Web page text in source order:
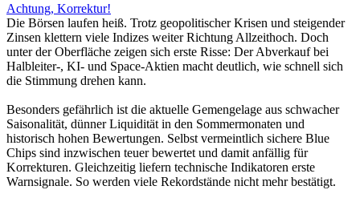
Achtung, Korrektur!
Die Börsen laufen heiß. Trotz geopolitischer Krisen und steigender
Zinsen klettern viele Indizes weiter Richtung Allzeithoch. Doch
unter der Oberfläche zeigen sich erste Risse: Der Abverkauf bei
Halbleiter-, KI- und Space-Aktien macht deutlich, wie schnell sich
die Stimmung drehen kann.
Besonders gefährlich ist die aktuelle Gemengelage aus schwacher
Saisonalität, dünner Liquidität in den Sommermonaten und
historisch hohen Bewertungen. Selbst vermeintlich sichere Blue
Chips sind inzwischen teuer bewertet und damit anfällig für
Korrekturen. Gleichzeitig liefern technische Indikatoren erste
Warnsignale. So werden viele Rekordstände nicht mehr bestätigt.